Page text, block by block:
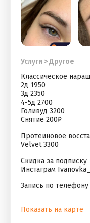
Услуги >Другое
Классическое
2д 1950
3д 2350
4-5д 2700
Голивуд 3200
Снятие 200₽
Протеиновое
Velvet 3300
Скидка за подписку
Инстаграм
Запись по телефону
Показать на карте